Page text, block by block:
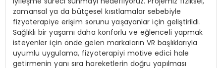
zamansal ya da bütçesel kısıtlamalar sebebiyle
fizyoterapiye erişim sorunu yaşayanlar için geliştirildi.
Sağlıklı bir yaşamı daha konforlu ve eğlenceli yapmak
isteyenler için önde gelen markaların VR başlıklarıyla
uyumlu uygulama, fizyoterapiyi motive edici hale
getirmenin yanı sıra hareketlerin doğru yapılması